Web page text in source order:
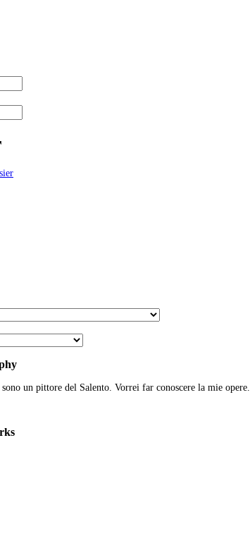
un pittore del Salento. Vorrei far conoscere la mie opere.